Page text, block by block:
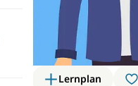
Lernplan